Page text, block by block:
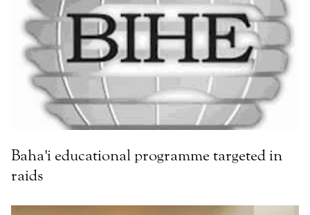
Baha'i educational programme targeted in
raids